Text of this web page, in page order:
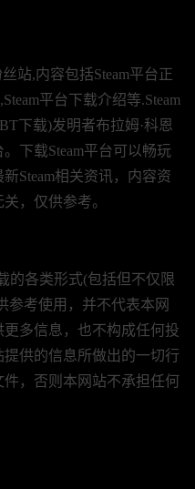
站,内容包括Steam平台正
平台下载介绍等.Steam
下载)发明者布拉姆·科恩
下载Steam平台可以畅玩
Steam相关资讯，内容资
，仅供参考。
的各类形式(包括但不仅限
参考使用，并不代表本网
多信息，也不构成任何投
供的信息所做出的一切行
，否则本网站不承担任何